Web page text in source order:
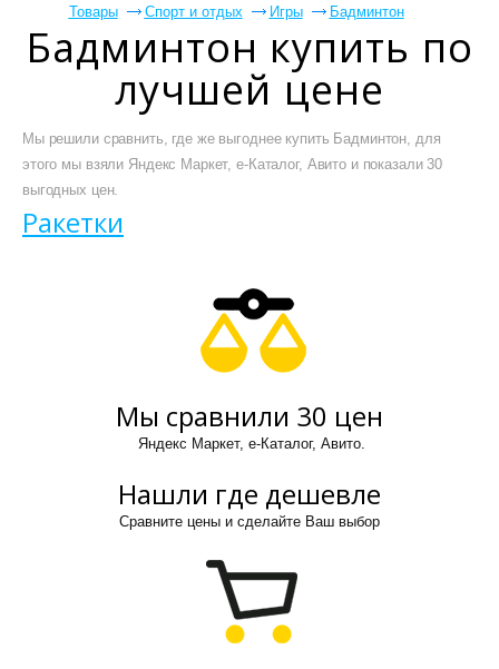
Товары Спорт и отдых Игры Бадминтон
Бадминтон купить по
лучшей цене
Мы решили сравнить, где же выгоднее купить Бадминтон, для
этого мы взяли Яндекс Маркет, е-Каталог, Авито и показали 30
выгодных цен.
Ракетки
Мы сравнили 30 цен
Яндекс Маркет, е-Каталог, Авито.
Нашли где дешевле
Сравните цены и сделайте Ваш выбор